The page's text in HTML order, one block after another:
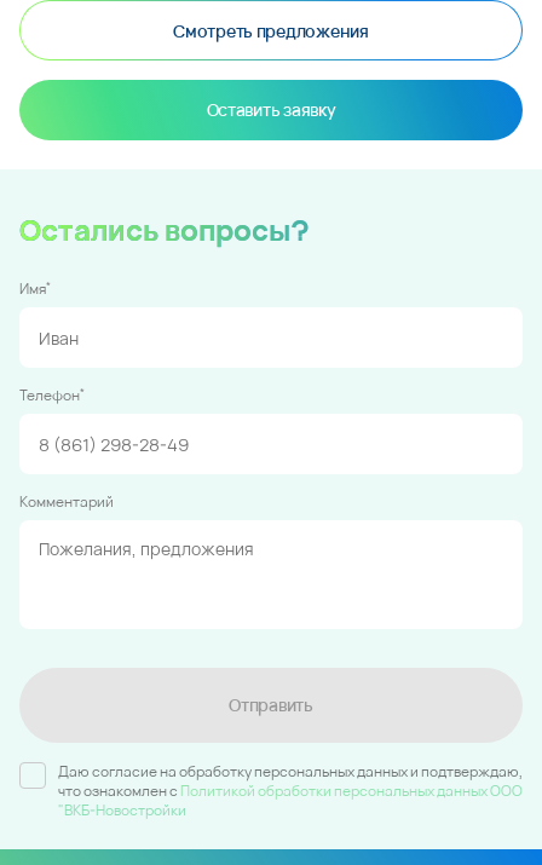
Смотреть предложения
Оставить заявку
Остались вопросы?
Имя*
Телефон*
Комментарий
Отправить
Даю согласие на обработку персональных данных и подтверждаю,
что ознакомлен c Политикой обработки персональных данных ООО
"ВКБ-Новостройки